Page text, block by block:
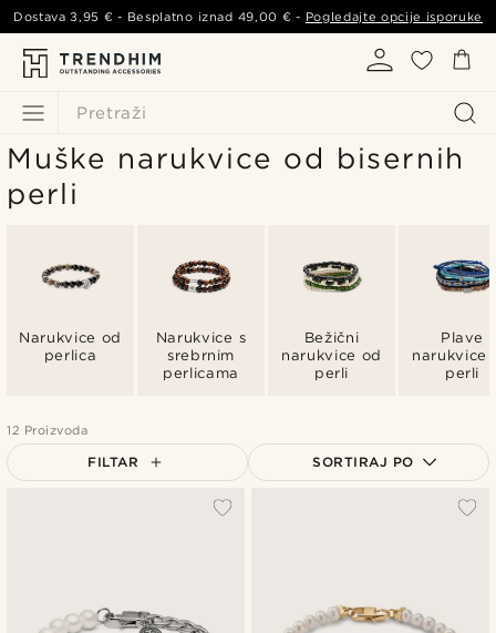
Pretraži
Dostava3,95 € - Besplatno iznad 49,00 € - Pogledajte opcije isporuke
Muške narukvice od bisernih
perli
Narukvice od
perlica
Narukvice s
srebrnim
perlicama
Bežični
narukvice od
perli
Plave
narukvice
perli
12 Proizvoda
FILTAR SORTIRAJ PO